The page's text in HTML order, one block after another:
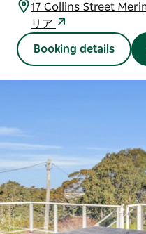
17 Collins Street
リア
Booking details